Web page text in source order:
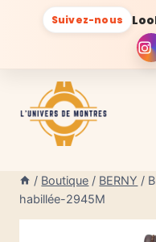
Suivez-nous
contenu
/ Boutique / BERNY /
habillée-2945M